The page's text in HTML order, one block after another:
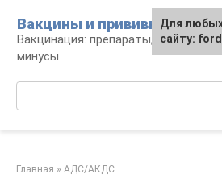
контенту
Вакцины и прививки
Вакцинация: препараты, график,
минусы
Главная » АДС/АКДС
Для
сайту: